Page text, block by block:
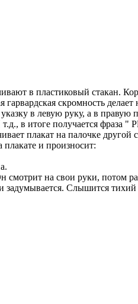
в пластиковый стакан.
скромность
в левую руку, а в правую
в итоге получается фраза "
плакат на палочке
плакате и произносит:
на свои руки, потом
задумывается. Слышится